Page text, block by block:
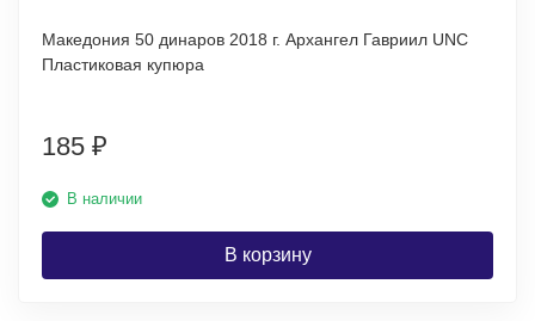
Македония 50 динаров 2018 г. Архангел Гавриил UNC
Пластиковая купюра
185 ₽
В наличии
В корзину